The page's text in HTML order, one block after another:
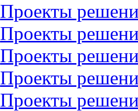
Проекты
Проекты
Проекты
Проекты
Проекты